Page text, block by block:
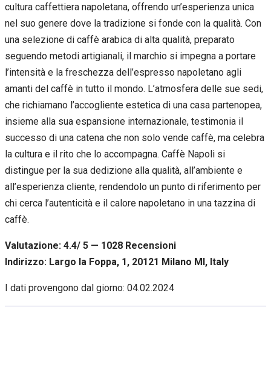
cultura caffettiera napoletana, offrendo un’esperienza unica
nel suo genere dove la tradizione si fonde con la qualità. Con
una selezione di caffè arabica di alta qualità, preparato
seguendo metodi artigianali, il marchio si impegna a portare
l’intensità e la freschezza dell’espresso napoletano agli
amanti del caffè in tutto il mondo. L’atmosfera delle sue sedi,
che richiamano l’accogliente estetica di una casa partenopea,
insieme alla sua espansione internazionale, testimonia il
successo di una catena che non solo vende caffè, ma celebra
la cultura e il rito che lo accompagna. Caffè Napoli si
distingue per la sua dedizione alla qualità, all’ambiente e
all’esperienza cliente, rendendolo un punto di riferimento per
chi cerca l’autenticità e il calore napoletano in una tazzina di
caffè.
Valutazione: 4.4/ 5 — 1028 Recensioni
Indirizzo: Largo la Foppa, 1, 20121 Milano MI, Italy
I dati provengono dal giorno: 04.02.2024